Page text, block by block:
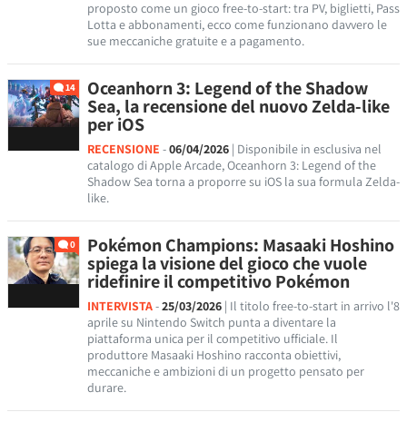
proposto come un gioco free-to-start: tra PV, biglietti, Pass
Lotta e abbonamenti, ecco come funzionano davvero le
sue meccaniche gratuite e a pagamento.
14 Oceanhorn 3: Legend of the Shadow
Sea, la recensione del nuovo Zelda-like
per iOS
RECENSIONE -06/04/2026 | Disponibile in esclusiva nel
catalogo di Apple Arcade, Oceanhorn 3: Legend of the
Shadow Sea torna a proporre su iOS la sua formula Zelda-
like.
0 Pokémon Champions: Masaaki Hoshino
spiega la visione del gioco che vuole
ridefinire il competitivo Pokémon
INTERVISTA-25/03/2026 | Il titolo free-to-start in arrivo l'8
aprile su Nintendo Switch punta a diventare la
piattaforma unica per il competitivo ufficiale. Il
produttore Masaaki Hoshino racconta obiettivi,
meccaniche e ambizioni di un progetto pensato per
durare.